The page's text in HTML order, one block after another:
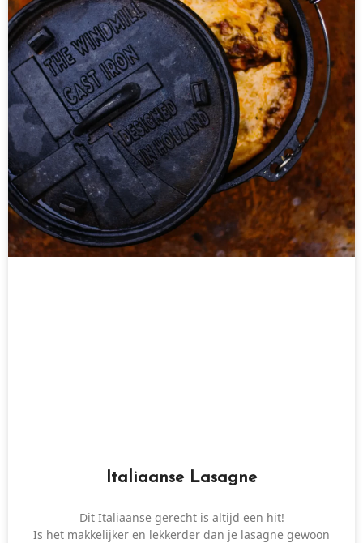
Italiaanse Lasagne
Dit Italiaanse gerecht is altijd een hit!
Is het makkelijker en lekkerder dan je lasagne gewoon